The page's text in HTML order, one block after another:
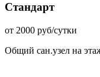
Стандарт
от 2000 руб/сутки
Общий сан.узел на